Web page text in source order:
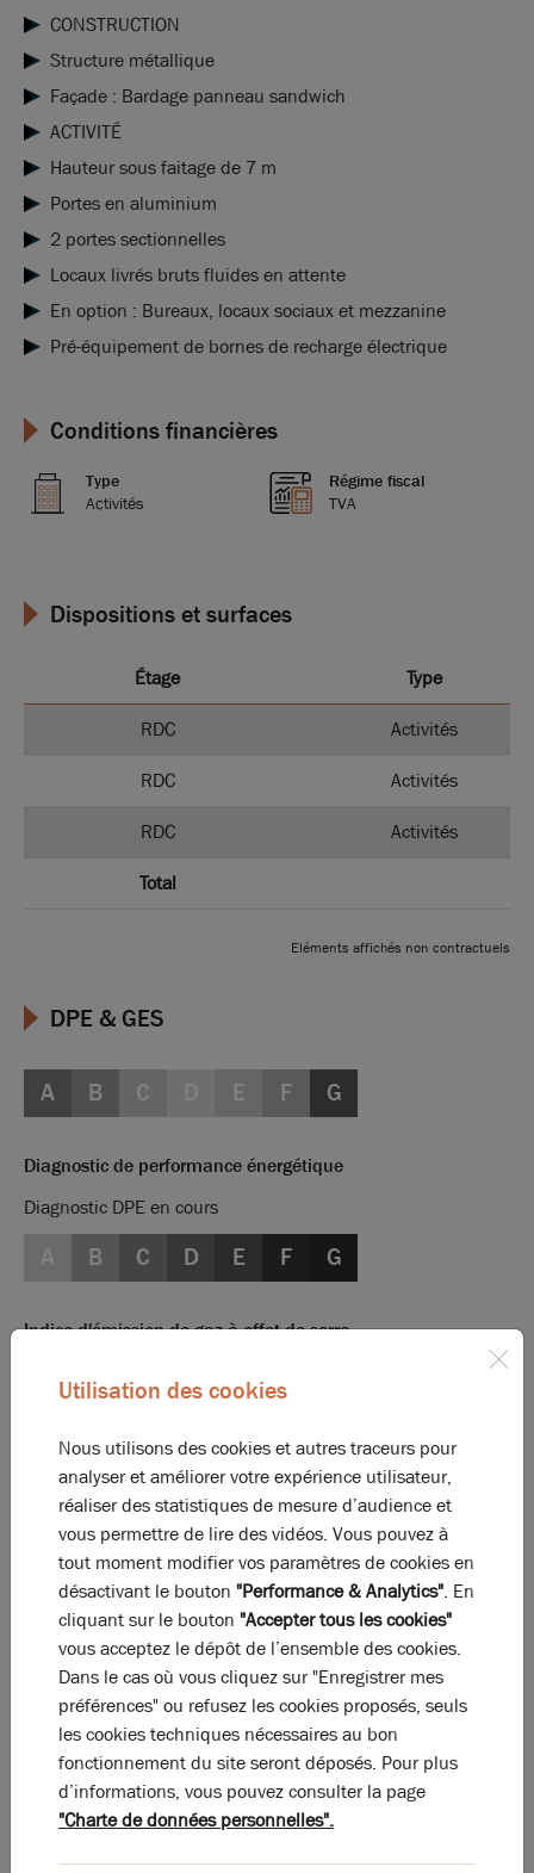
CONSTRUCTION
Structure métallique
Façade : Bardage panneau sandwich
ACTIVITÉ
Hauteur sous faitage de 7 m
Portes en aluminium
2 portes sectionnelles
Locaux livrés bruts fluides en attente
En option : Bureaux, locaux sociaux et mezzanine
Pré-équipement de bornes de recharge électrique
Conditions financières
Type
Activités
Régime fiscal
TVA
Dispositions et surfaces
Étage Type
RDC Activités
RDC Activités
RDC Activités
Total
Eléments affichés non contractuels
DPE & GES
A B C E F G
Diagnostic de performance énergétique
Diagnostic DPE en cours
B C D E F G
Indice d'émission de gaz à effet de serre
La perle rare pour votreprojet immobilier
Ces offres peuvent vous intéresser !
Utilisation des cookies
Nous utilisons des cookies et autres traceurs pour
analyser et améliorer votre expérience utilisateur,
réaliser des statistiques de mesure d’audience et
vous permettre de lire des vidéos. Vous pouvez à
tout moment modifier vos paramètres de cookies en
désactivant le bouton "Performance & Analytics". En
cliquant sur le bouton "Accepter tous les cookies"
vous acceptez le dépôt de l’ensemble des cookies.
Dans le cas où vous cliquez sur "Enregistrer mes
préférences" ou refusez les cookies proposés, seuls
les cookies techniques nécessaires au bon
fonctionnement du site seront déposés. Pour plus
d’informations, vous pouvez consulter la page
"Charte de données personnelles".